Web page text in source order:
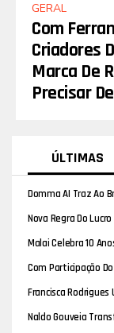
GERAL
Com
Criadores
Marca De
Precisar
ÚLTIMAS
Domma AI Traz Ao
Nova Regra Do
Malai Celebra 10
Com Participação
Francisca Rodrigues
Naldo Gouveia